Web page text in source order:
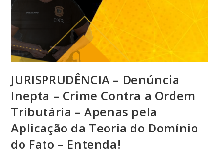
JURISPRUDÊNCIA – Denúncia
Inepta – Crime Contra a Ordem
Tributária – Apenas pela
Aplicação da Teoria do Domínio
do Fato – Entenda!